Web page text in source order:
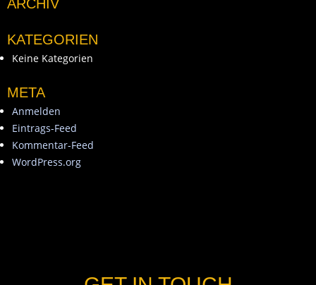
ARCHIV
KATEGORIEN
Keine Kategorien
META
Anmelden
Eintrags-Feed
Kommentar-Feed
WordPress.org